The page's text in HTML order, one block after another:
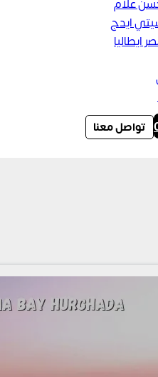
علام
ايدج
ايطاليا
تواصل معنا